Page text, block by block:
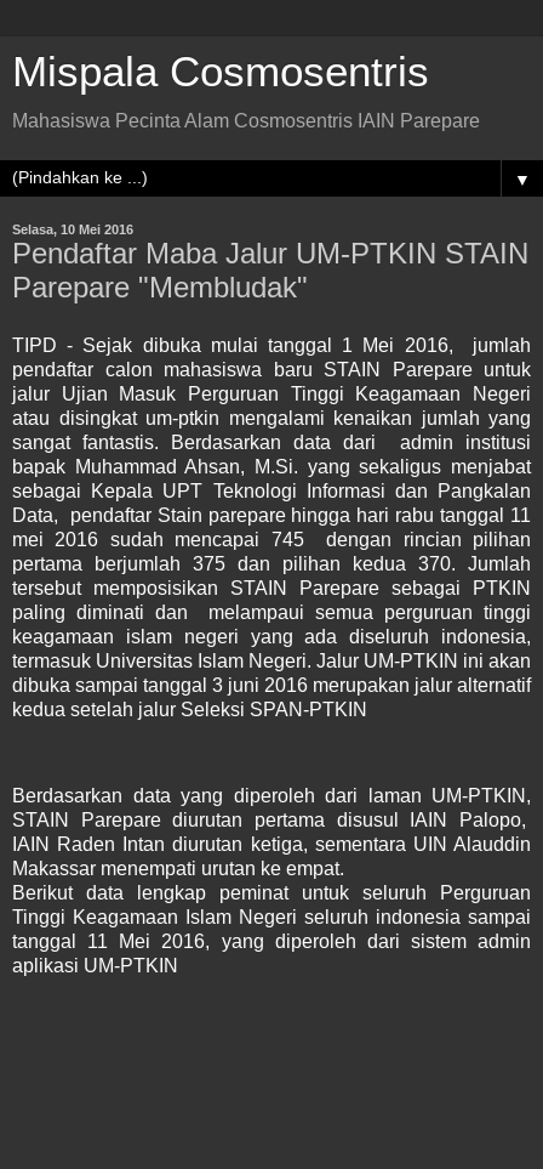
Mispala Cosmosentris
Mahasiswa Pecinta Alam Cosmosentris IAIN Parepare
▼
Selasa, 10 Mei 2016
Pendaftar Maba Jalur UM-PTKIN STAIN
Parepare "Membludak"
TIPD - Sejak dibuka mulai tanggal 1 Mei 2016, jumlah
pendaftar calon mahasiswa baru STAIN Parepare untuk
jalur Ujian Masuk Perguruan Tinggi Keagamaan Negeri
atau disingkat um-ptkin mengalami kenaikan jumlah yang
sangat fantastis. Berdasarkan data dari admin institusi
bapak Muhammad Ahsan, M.Si. yang sekaligus menjabat
sebagai Kepala UPT Teknologi Informasi dan Pangkalan
Data, pendaftar Stain parepare hingga hari rabu tanggal 11
mei 2016 sudah mencapai 745 dengan rincian pilihan
pertama berjumlah 375 dan pilihan kedua 370. Jumlah
tersebut memposisikan STAIN Parepare sebagai PTKIN
paling diminati dan melampaui semua perguruan tinggi
keagamaan islam negeri yang ada diseluruh indonesia,
termasuk Universitas Islam Negeri. Jalur UM-PTKIN ini akan
dibuka sampai tanggal 3 juni 2016 merupakan jalur alternatif
kedua setelah jalur Seleksi SPAN-PTKIN
Berdasarkan data yang diperoleh dari laman UM-PTKIN,
STAIN Parepare diurutan pertama disusul IAIN Palopo,
IAIN Raden Intan diurutan ketiga, sementara UIN Alauddin
Makassar menempati urutan ke empat.
Berikut data lengkap peminat untuk seluruh Perguruan
Tinggi Keagamaan Islam Negeri seluruh indonesia sampai
tanggal 11 Mei 2016, yang diperoleh dari sistem admin
aplikasi UM-PTKIN